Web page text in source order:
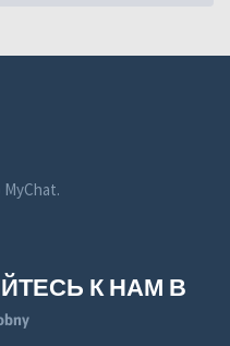
MyChat.
К НАМ В